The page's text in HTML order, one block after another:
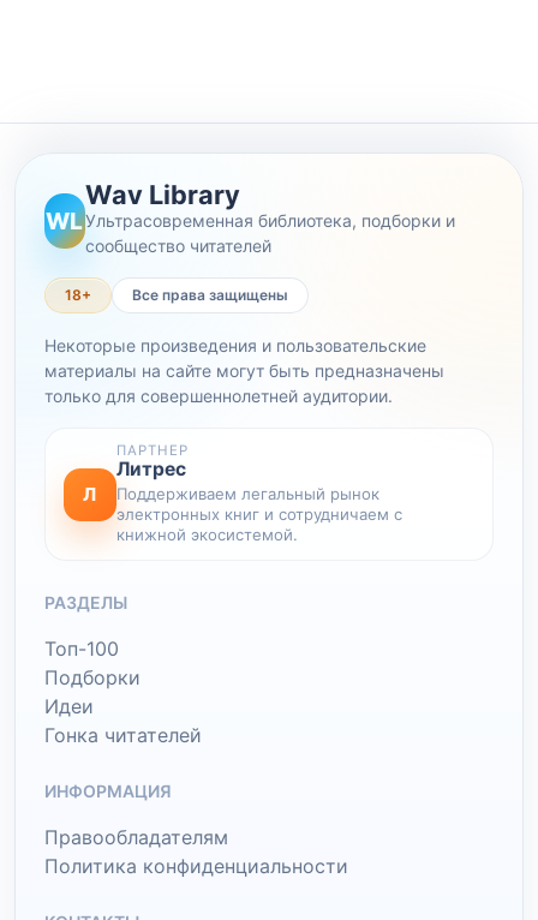
WL
Wav Library
Ультрасовременная библиотека, подборки и
сообщество читателей
18+ Все права защищены
Некоторые произведения и пользовательские
материалы на сайте могут быть предназначены
только для совершеннолетней аудитории.
Л
ПАРТНЕР
Литрес
Поддерживаем легальный рынок
электронных книг и сотрудничаем с
книжной экосистемой.
РАЗДЕЛЫ
Топ-100
Подборки
Идеи
Гонка читателей
ИНФОРМАЦИЯ
Правообладателям
Политика конфиденциальности